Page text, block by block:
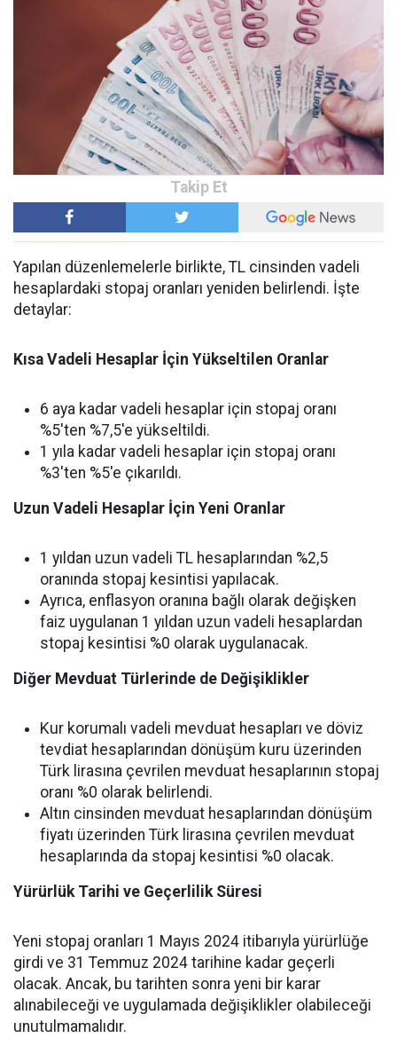
Yapılan düzenlemelerle birlikte, TL cinsinden vadeli
hesaplardaki stopaj oranları yeniden belirlendi. İşte
detaylar:
Kısa Vadeli Hesaplar İçin Yükseltilen Oranlar
6 aya kadar vadeli hesaplar için stopaj oranı
%5'ten %7,5'e yükseltildi.
1 yıla kadar vadeli hesaplar için stopaj oranı
%3'ten %5'e çıkarıldı.
Uzun Vadeli Hesaplar İçin Yeni Oranlar
1 yıldan uzun vadeli TL hesaplarından %2,5
oranında stopaj kesintisi yapılacak.
Ayrıca, enflasyon oranına bağlı olarak değişken
faiz uygulanan 1 yıldan uzun vadeli hesaplardan
stopaj kesintisi %0 olarak uygulanacak.
Diğer Mevduat Türlerinde de Değişiklikler
Kur korumalı vadeli mevduat hesapları ve döviz
tevdiat hesaplarından dönüşüm kuru üzerinden
Türk lirasına çevrilen mevduat hesaplarının stopaj
oranı %0 olarak belirlendi.
Altın cinsinden mevduat hesaplarından dönüşüm
fiyatı üzerinden Türk lirasına çevrilen mevduat
hesaplarında da stopaj kesintisi %0 olacak.
Yürürlük Tarihi ve Geçerlilik Süresi
Yeni stopaj oranları 1 Mayıs 2024 itibarıyla yürürlüğe
girdi ve 31 Temmuz 2024 tarihine kadar geçerli
olacak. Ancak, bu tarihten sonra yeni bir karar
alınabileceği ve uygulamada değişiklikler olabileceği
unutulmamalıdır.